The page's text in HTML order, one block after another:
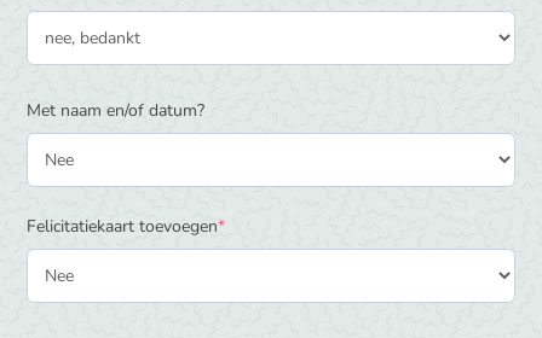
Met naam en/of datum?
Felicitatiekaart toevoegen*(required)